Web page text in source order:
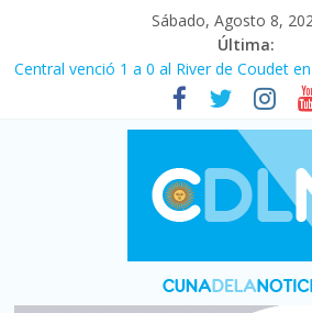
Sábado, Agosto 8,
Última:
Central venció 1 a 0 al River de Coudet
La morosidad alcanzó su nivel más alto
afecta a 400 mil deudores en Santa Fe
Desde que asumió Milei cerraron 41.000
denuncia crisis como en 2001
Vacaciones de invierno con más
turístico: 4,6 millones de personas
Fuerte caída de la venta de autos